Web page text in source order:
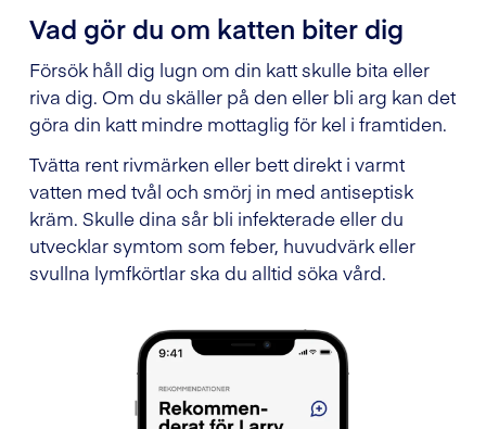
Vad gör du om katten biter dig
Försök håll dig lugn om din katt skulle bita eller
riva dig. Om du skäller på den eller bli arg kan det
göra din katt mindre mottaglig för kel i framtiden.
Tvätta rent rivmärken eller bett direkt i varmt
vatten med tvål och smörj in med antiseptisk
kräm. Skulle dina sår bli infekterade eller du
utvecklar symtom som feber, huvudvärk eller
svullna lymfkörtlar ska du alltid söka vård.